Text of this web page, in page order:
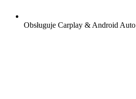
Obsługuje Carplay & Android Auto